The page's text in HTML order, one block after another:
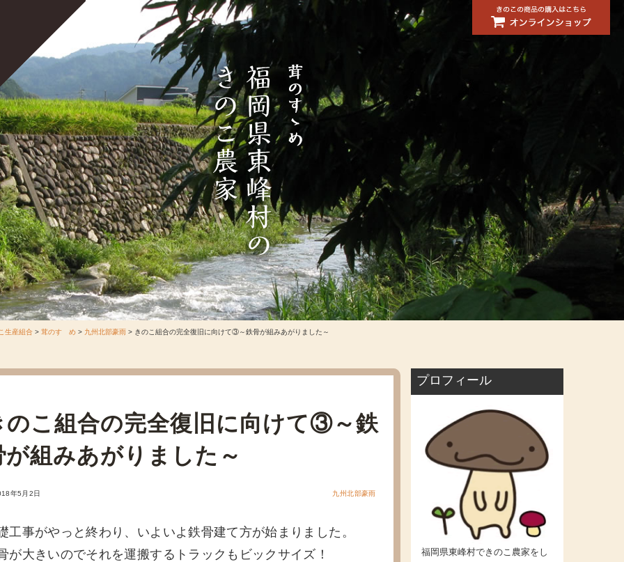
宝珠山きのこ生産組合
生産組合> 茸のすゝめ> 九州北部豪雨> きのこ組合の完全復旧に向けて③～鉄骨が組みあがりました～
のこ組合の完全復旧に向けて③～鉄
が組みあがりました～
年5月2日 九州北部豪雨
工事がやっと終わり、いよいよ鉄骨建て方が始まりました。
が大きいのでそれを運搬するトラックもビックサイズ！
プロフィール
福岡県東峰村できのこ農家をし